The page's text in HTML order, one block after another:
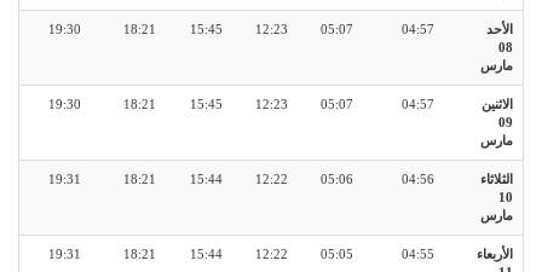
الأحد
08
مارس
04:57
05:07
12:23
15:45
18:21
19:30
الاثنين
09
مارس
04:57
05:07
12:23
15:45
18:21
19:30
الثلاثاء
10
مارس
04:56
05:06
12:22
15:44
18:21
19:31
الأربعاء
04:55
05:05
12:22
15:44
18:21
19:31